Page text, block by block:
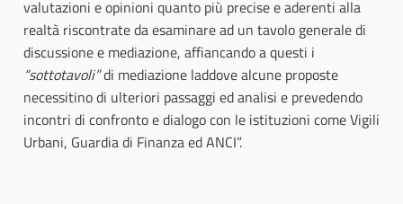
valutazioni e opinioni quanto più precise e aderenti alla
realtà riscontrate da esaminare ad un tavolo generale di
discussione e mediazione, affiancando a questi i
“sottotavoli”di mediazione laddove alcune proposte
necessitino di ulteriori passaggi ed analisi e prevedendo
incontri di confronto e dialogo con le istituzioni come Vigili
Urbani, Guardia di Finanza ed ANCI”.